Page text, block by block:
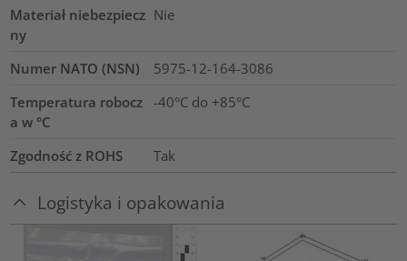
Materiał niebezpiecz
ny
Nie
Numer NATO (NSN)
5975-12-164-3086
Temperatura robocz
a w °C
-40°C do +85°C
Zgodność z ROHS Tak
Logistyka i opakowania